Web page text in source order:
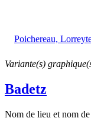
Poichereau,
Variante(s)
Badetz
Nom de lieu et nom